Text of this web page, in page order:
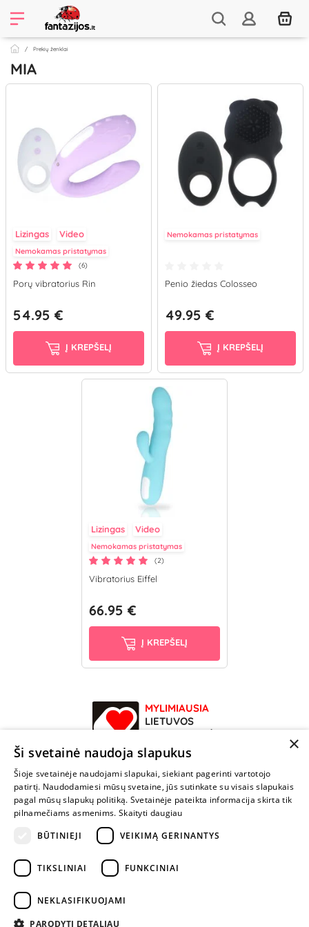
Prekių ženklai
MIA
Lizingas Video
Nemokamas pristatymas
(6)
Porų vibratorius Rin
54.95 €
Į KREPŠELĮ
Nemokamas pristatymas
Penio žiedas Colosseo
49.95 €
Į KREPŠELĮ
Lizingas Video
Nemokamas pristatymas
(2)
Vibratorius Eiffel
66.95 €
Į KREPŠELĮ
MYLIMIAUSIA
LIETUVOS
ELEKTRONINĖ
PARDUOTUVĖ
NENUSTOK
ŽAISTI
+370 600 84088
info@fantazijos.lt
×
Ši svetainė naudoja slapukus
Šioje svetainėje naudojami slapukai, siekiant pagerinti vartotojo
patirtį. Naudodamiesi mūsų svetaine, jūs sutinkate su visais slapukais
pagal mūsų slapukų politiką. Svetainėje pateikta informacija skirta tik
pilnamečiams asmenims. Skaityti daugiau
BŪTINIEJI
VEIKIMĄ GERINANTYS
TIKSLINIAI FUNKCINIAI
NEKLASIFIKUOJAMI
PARODYTI DETALIAU